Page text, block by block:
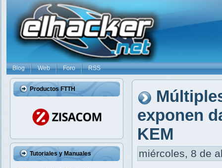
Blog Web Foro RSS
Productos FTTH
Tutoriales y Manuales
exponen
KEM
miércoles, 8 de